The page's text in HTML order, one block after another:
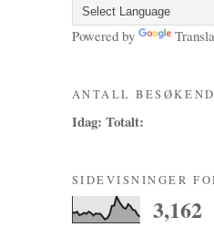
Powered by
ANTALL
Idag: Totalt:
SIDEVISNINGER
3,162